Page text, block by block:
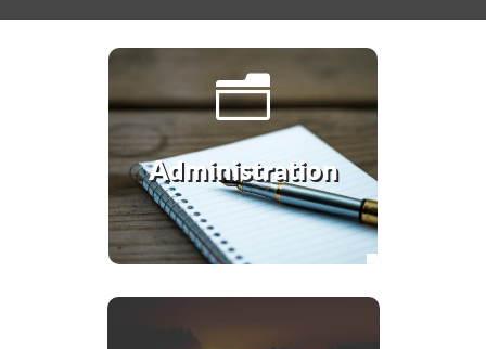
n
Administration